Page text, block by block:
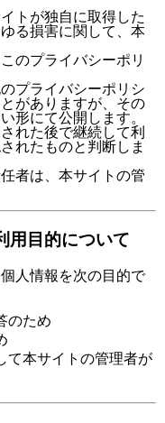
トが独自に取得した
る損害に関して、本
のプライバシーポリ
プライバシーポリシ
がありますが、その
形にて公開します。
れた後で継続して利
れたものと判断しま
者は、本サイトの管
用目的について
人情報を次の目的で
のため
て本サイトの管理者が